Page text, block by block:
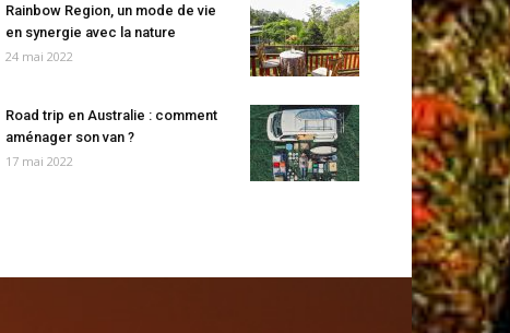
Rainbow Region, un mode de vie
en synergie avec la nature
24 mai 2022
Road trip en Australie : comment
aménager son van ?
17 mai 2022